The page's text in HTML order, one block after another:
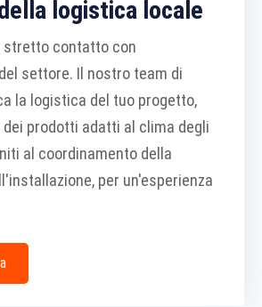
logistica locale
stretto contatto con
settore. Il nostro team di
la logistica del tuo progetto,
dei prodotti adatti al clima degli
al coordinamento della
per un'esperienza